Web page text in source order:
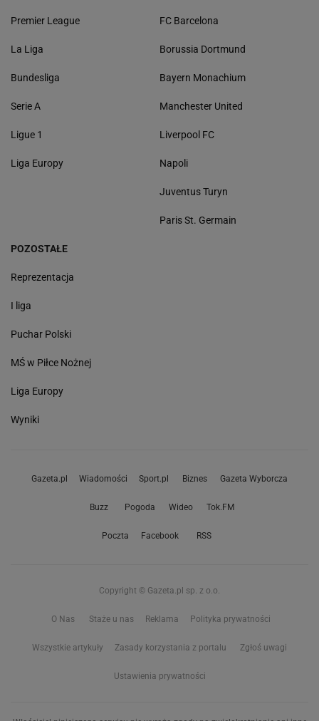
Premier League
La Liga
Bundesliga
Serie A
Ligue 1
Liga Europy
FC Barcelona
Borussia Dortmund
Bayern Monachium
Manchester United
Liverpool FC
Napoli
Juventus Turyn
Paris St. Germain
POZOSTAŁE
Reprezentacja
I liga
Puchar Polski
MŚ w Piłce Nożnej
Liga Europy
Wyniki
Gazeta.pl Wiadomości Sport.pl Biznes Gazeta Wyborcza
Buzz Pogoda Wideo Tok.FM
Poczta Facebook RSS
Copyright © Gazeta.pl sp. z o.o.
O Nas Staże u nas Reklama Polityka prywatności
Wszystkie artykuły Zasady korzystania z portalu Zgłoś uwagi
Ustawienia prywatności